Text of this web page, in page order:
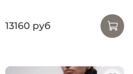
13160 руб